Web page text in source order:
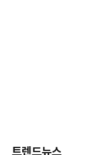
트렌드뉴스